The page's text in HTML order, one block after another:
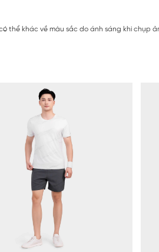
thể khác về màu sắc do ánh sáng khi chụp